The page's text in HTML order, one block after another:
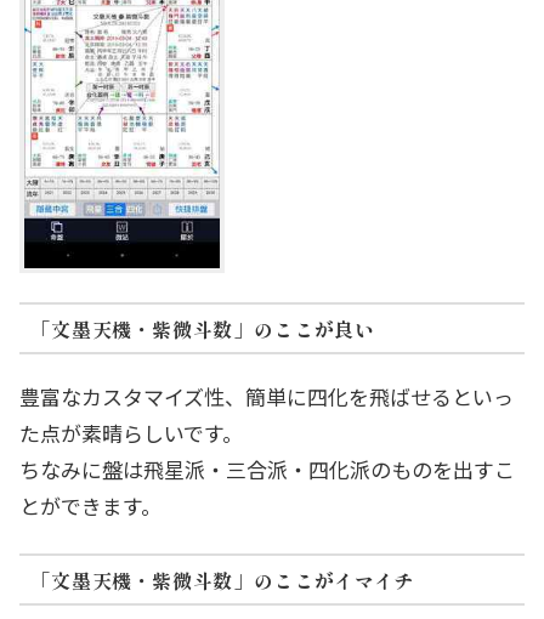
「文墨天機・紫微斗数」のここが良い
豊富なカスタマイズ性、簡単に四化を飛ばせるといっ
た点が素晴らしいです。
ちなみに盤は飛星派・三合派・四化派のものを出すこ
とができます。
「文墨天機・紫微斗数」のここがイマイチ